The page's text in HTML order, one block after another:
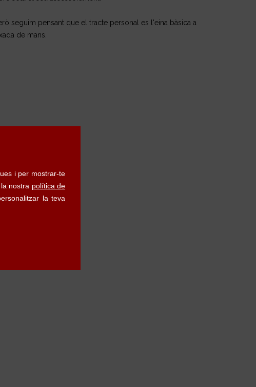
seguim pensant que el tracte personal es l'eina bàsica a
de mans.